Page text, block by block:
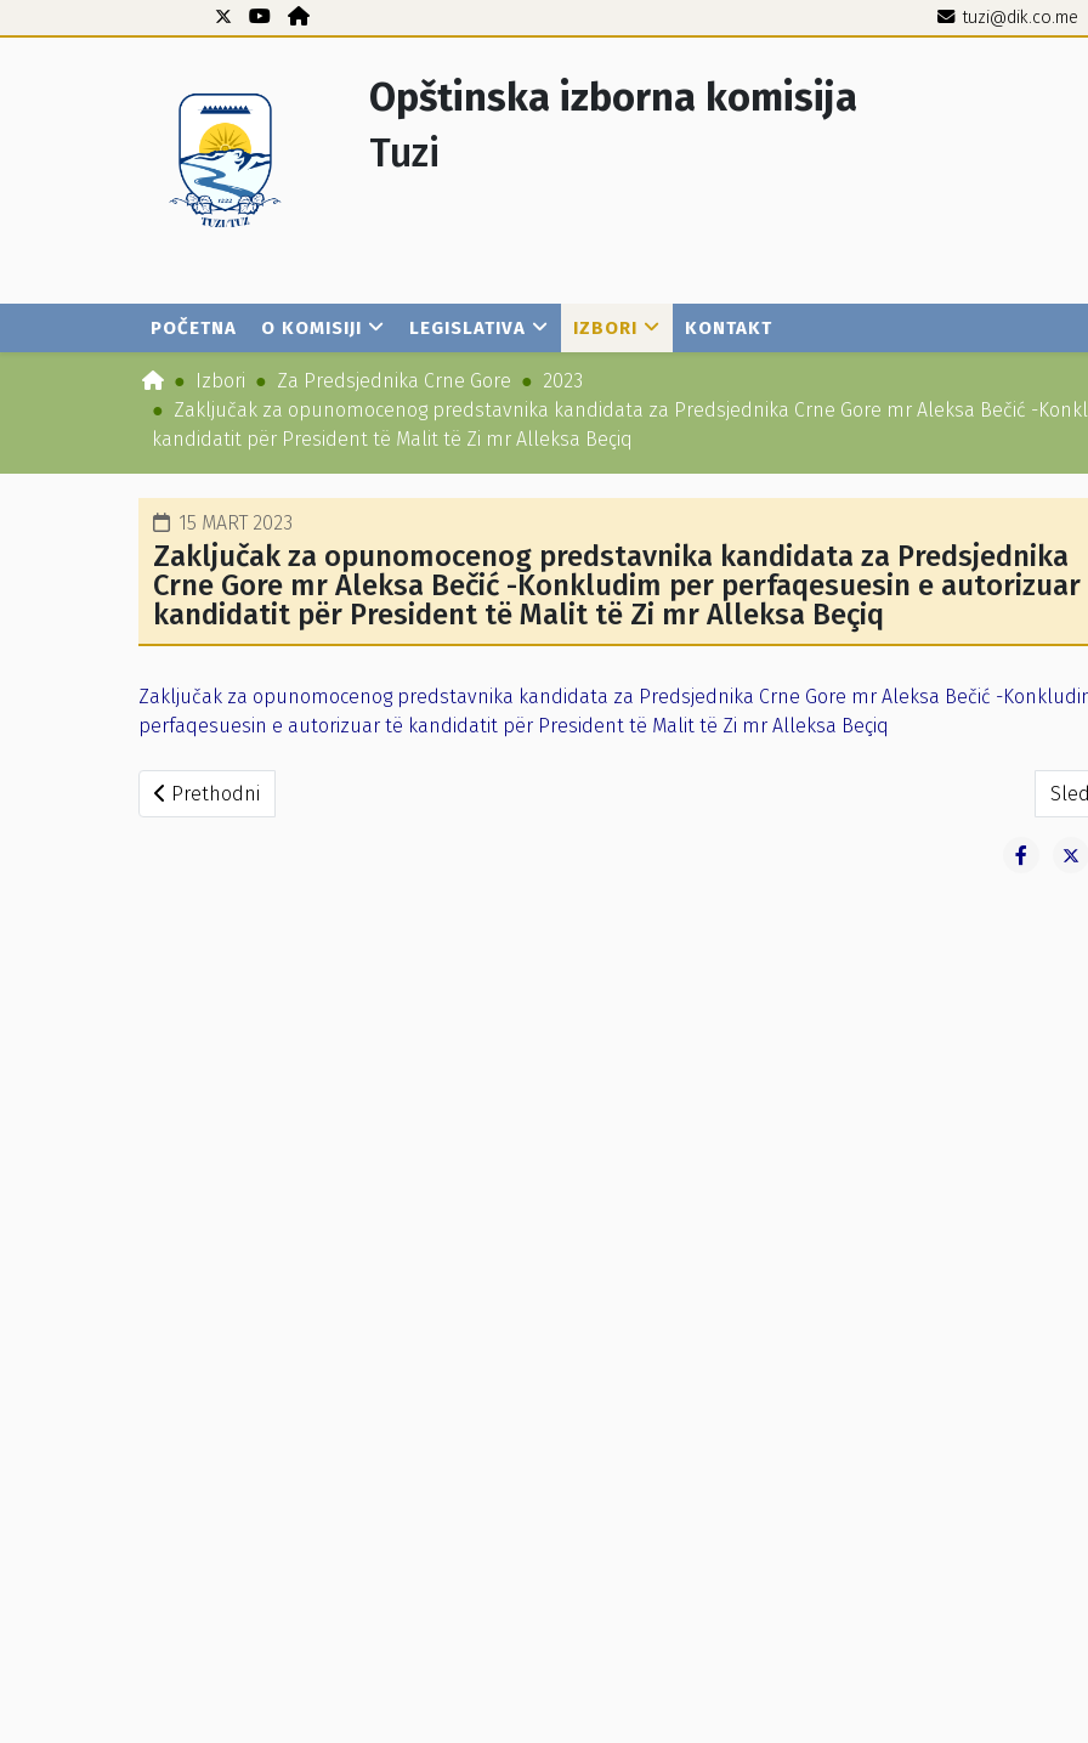
tuzi@dik.co.me
Opštinska izborna komisija
Tuzi
POČETNA O KOMISIJI LEGISLATIVA IZBORI KONTAKT
Izbori Za Predsjednika Crne Gore
2023
Zaključak za opunomocenog predstavnika kandidata za Predsjednika Crne Gore mr Aleksa Bečić -
kandidatit për President të Malit të Zi mr Alleksa Beçiq
15 MART 2023
Zaključak za opunomocenog predstavnika kandidata za Predsjednika
Crne Gore mr Aleksa Bečić -Konkludim per perfaqesuesin e
kandidatit për President të Malit të Zi mr Alleksa Beçiq
Zaključak za opunomocenog predstavnika kandidata za Predsjednika Crne Gore mr Aleksa Bečić -
perfaqesuesin e autorizuar të kandidatit për President të Malit të Zi mr Alleksa Beçiq
Prethodni članak: Zaključak za opunomocenog predstavnika kandidata za Predsjednika Crne Gore
Prethodni